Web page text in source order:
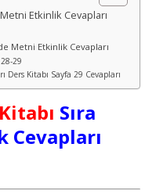
Etkinlik Cevapları
Metni Etkinlik Cevapları
29
Ders Kitabı Sayfa 29 Cevapları
Kitabı Sıra